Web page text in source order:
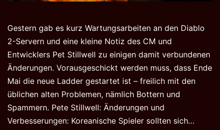
Gestern gab es kurz Wartungsarbeiten an den Diablo
2-Servern und eine kleine Notiz des CM und
Entwicklers Pet Stillwell zu einigen damit verbundenen
Änderungen. Vorausgeschickt werden muss, dass Ende
Mai die neue Ladder gestartet ist – freilich mit den
üblichen alten Problemen, nämlich Bottern und
Spammern. Pete Stillwell: Änderungen und
Verbesserungen: Koreanische Spieler sollten sich…